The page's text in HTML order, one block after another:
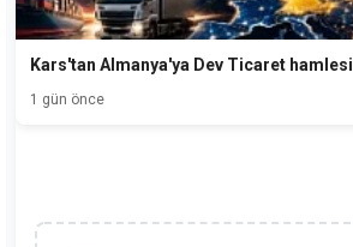
Kars'tan Almanya'ya Dev Ticaret hamlesi
1 gün önce